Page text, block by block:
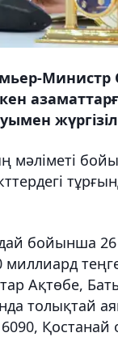
бойынша 26
Ақтөбе,
толықтай